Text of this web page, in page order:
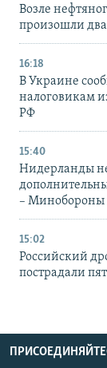
Возле
произошли
16:18
В Украине
налоговикам
РФ
15:40
Нидерланды
– Минобороны
15:02
Российский
пострадали